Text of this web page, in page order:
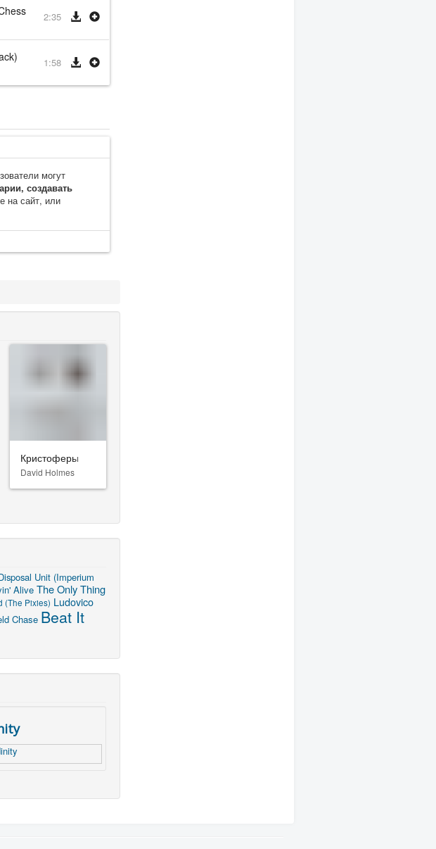
(Bonus Track)
2:35
1:58
могут
создавать
на сайт, или
Кристоферы
David Holmes
Unit (Imperium
Alive The Only Thing
(The Pixies) Ludovico
Chase Beat It